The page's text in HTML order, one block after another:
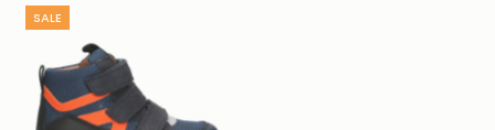
SALE